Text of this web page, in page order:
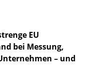
EU
bei Messung,
– und